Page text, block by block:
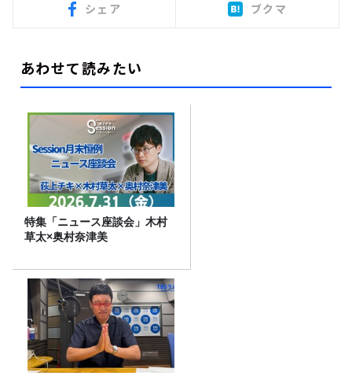
シェア ブクマ
あわせて読みたい
特集「ニュース座談会」木村
草太×奥村奈津美